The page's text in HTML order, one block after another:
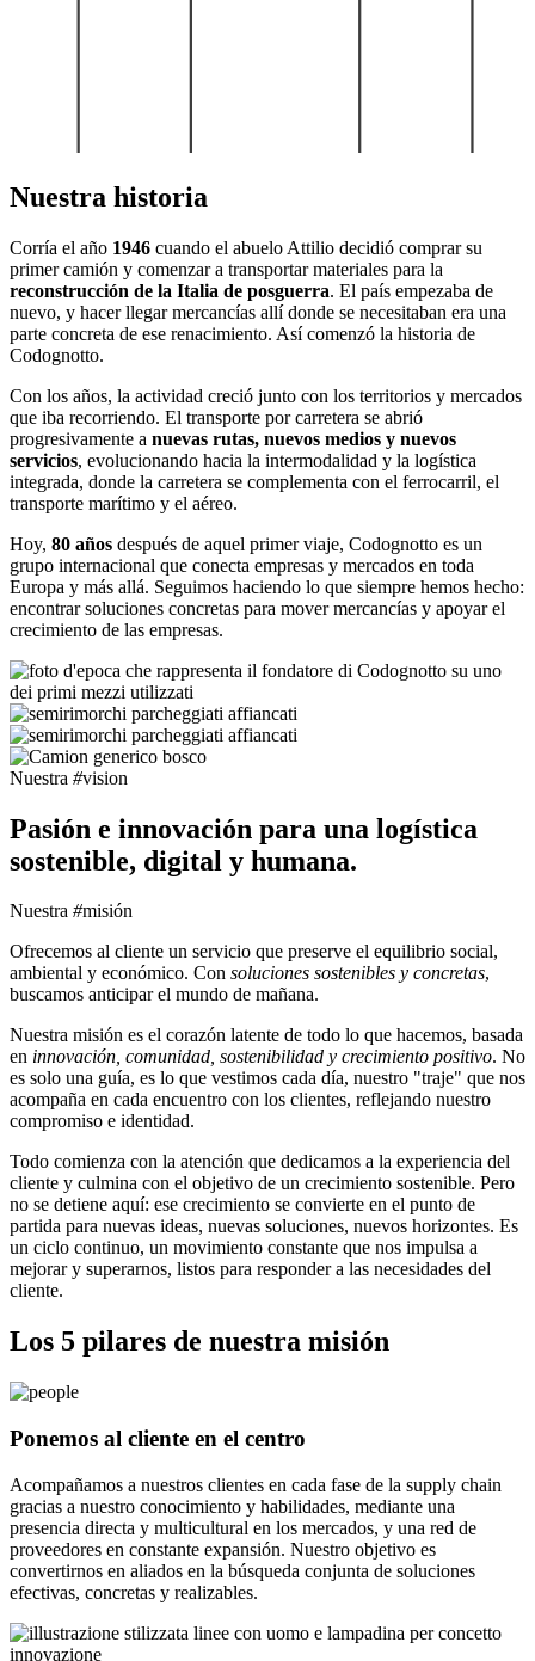
Nuestra historia
Corría el año 1946 cuando el abuelo Attilio decidió comprar su
primer camión y comenzar a transportar materiales para la
reconstrucción de la Italia de posguerra. El país empezaba de
nuevo, y hacer llegar mercancías allí donde se necesitaban era una
parte concreta de ese renacimiento. Así comenzó la historia de
Codognotto.
Con los años, la actividad creció junto con los territorios y mercados
que iba recorriendo. El transporte por carretera se abrió
progresivamente a nuevas rutas, nuevos medios y nuevos
servicios, evolucionando hacia la intermodalidad y la logística
integrada, donde la carretera se complementa con el ferrocarril, el
transporte marítimo y el aéreo.
Hoy, 80 años después de aquel primer viaje, Codognotto es un
grupo internacional que conecta empresas y mercados en toda
Europa y más allá. Seguimos haciendo lo que siempre hemos hecho:
encontrar soluciones concretas para mover mercancías y apoyar el
crecimiento de las empresas.
Nuestra #vision
Pasión e innovación para una logística
sostenible, digital y humana.
Nuestra #misión
Ofrecemos al cliente un servicio que preserve el equilibrio social,
ambiental y económico. Con soluciones sostenibles y concretas,
buscamos anticipar el mundo de mañana.
Nuestra misión es el corazón latente de todo lo que hacemos, basada
en innovación, comunidad, sostenibilidad y crecimiento positivo. No
es solo una guía, es lo que vestimos cada día, nuestro "traje" que nos
acompaña en cada encuentro con los clientes, reflejando nuestro
compromiso e identidad.
Todo comienza con la atención que dedicamos a la experiencia del
cliente y culmina con el objetivo de un crecimiento sostenible. Pero
no se detiene aquí: ese crecimiento se convierte en el punto de
partida para nuevas ideas, nuevas soluciones, nuevos horizontes. Es
un ciclo continuo, un movimiento constante que nos impulsa a
mejorar y superarnos, listos para responder a las necesidades del
cliente.
Los 5 pilares de nuestra misión
Ponemos al cliente en el centro
Acompañamos a nuestros clientes en cada fase de la supply chain
gracias a nuestro conocimiento y habilidades, mediante una
presencia directa y multicultural en los mercados, y una red de
proveedores en constante expansión. Nuestro objetivo es
convertirnos en aliados en la búsqueda conjunta de soluciones
efectivas, concretas y realizables.